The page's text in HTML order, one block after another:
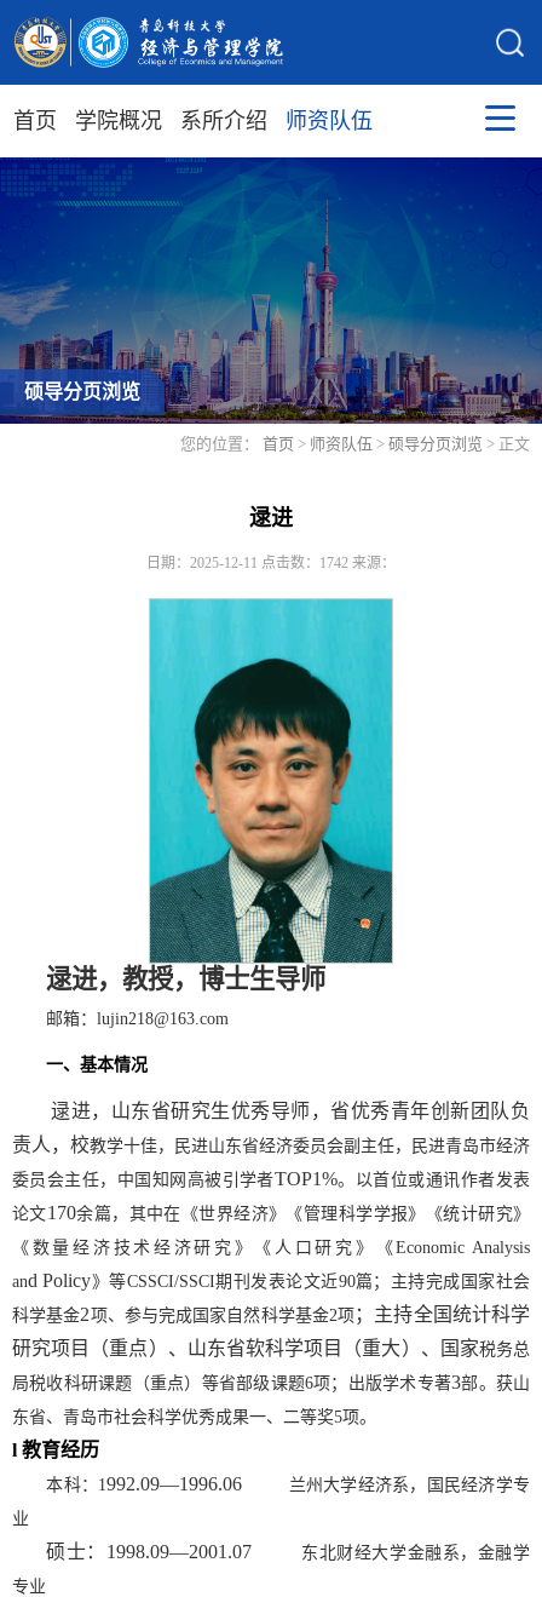
首页 学院概况 系所介绍 师资队伍
硕导分页浏览
您的位置： 首页 > 师资队伍 > 硕导分页浏览 > 正文
逯进
日期：2025-12-11 点击数： 1742 来源：
逯进， 教授， 博士生导师
邮箱： lujin218@163.com
一、基本情况
逯进， 山东省研究生优秀导师，省优秀青年创新团队负
责人， 校教学十佳，民进山东省经济委员会副主任，民进青岛市经济
委员会主任，中国知网高被引学者TOP1%。以首位或通讯作者发表
论文170余篇，其中在《世界经济》《管理科学学报》《统计研究》
《数量经济技术经济研究》《人口研究》《Economic Analysis
and Policy》等CSSCI/SSCI期刊发表论文近90篇；主持完成国家社会
科学基金2项、参与完成国家自然科学基金2项 ；主持全国统计科学
研究项目（重点）、山东省软科学项目（重大）、国家税务总
局税收科研课题（重点）等省部级课题6项 ；出版学术专著3部。获山
东省、青岛市社会科学优秀成果一、二等奖5项。
l 教育经历
本科： 1992.09—1996.06
兰州大学经济系，国民经济学专
业
硕士： 1998.09—2001.07
东北财经大学金融系，金融学
专业